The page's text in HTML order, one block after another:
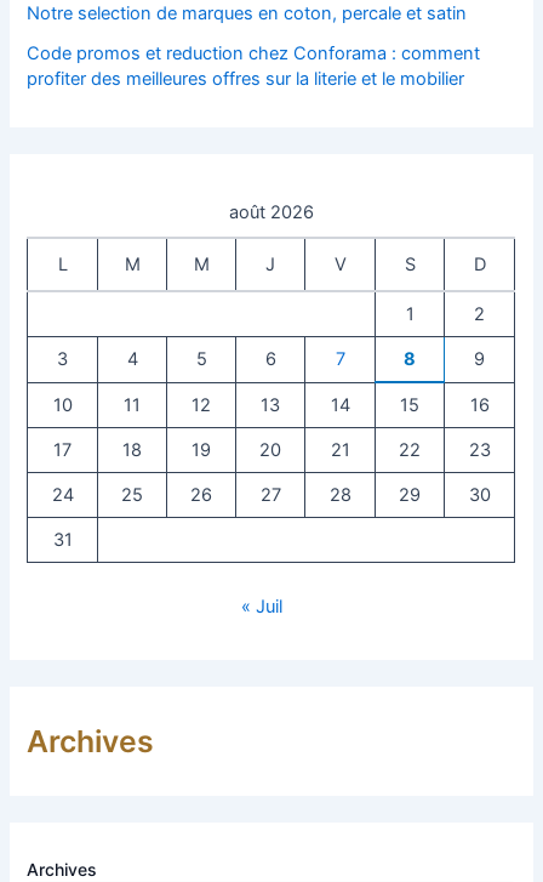
Notre selection de marques en coton, percale et satin
Code promos et reduction chez Conforama : comment
profiter des meilleures offres sur la literie et le mobilier
août 2026
L M M J V S D
1 2
3 4 5 6 7 8 9
10 11 12 13 14 15 16
17 18 19 20 21 22 23
24 25 26 27 28 29 30
31
« Juil
Archives
Archives